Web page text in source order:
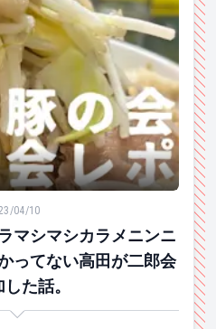
シマシカラメニンニク。二郎
04/10
マシマシカラメニンニ
ってない高田が二郎会
た話。